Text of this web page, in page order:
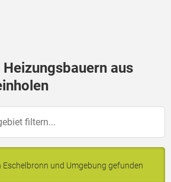
aus
Eschelbronn und Umgebung gefunden